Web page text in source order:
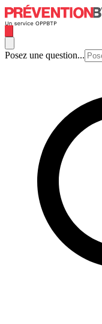
Posez une question...